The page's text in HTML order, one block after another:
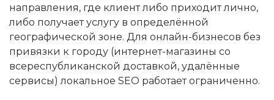
направления, где клиент либо приходит лично,
либо получает услугу в определённой
географической зоне. Для онлайн-бизнесов без
привязки к городу (интернет-магазины со
всереспубликанской доставкой, удалённые
сервисы) локальное SEO работает ограниченно.